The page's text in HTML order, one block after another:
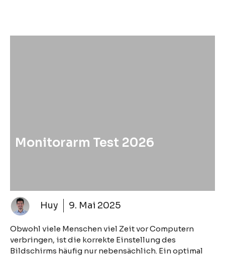
Monitorarm Test 2026
Huy 9. Mai 2025
Obwohl viele Menschen viel Zeit vor Computern
verbringen, ist die korrekte Einstellung des
Bildschirms häufig nur nebensächlich. Ein optimal